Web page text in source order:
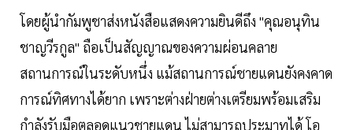
โดยผู้นำกัมพูชาส่งหนังสือแสดงความยินดีถึง "คุณอนุทิน
ชาญวีรกูล" ถือเป็นสัญญาณของความผ่อนคลาย
สถานการณ์ในระดับหนึ่ง แม้สถานการณ์ชายแดนยังคงคาด
การณ์ทิศทางได้ยาก เพราะต่างฝ่ายต่างเตรียมพร้อมเสริม
กำลังรับมือตลอดแนวชายแดน ไม่สามารถประมาทได้ โอ